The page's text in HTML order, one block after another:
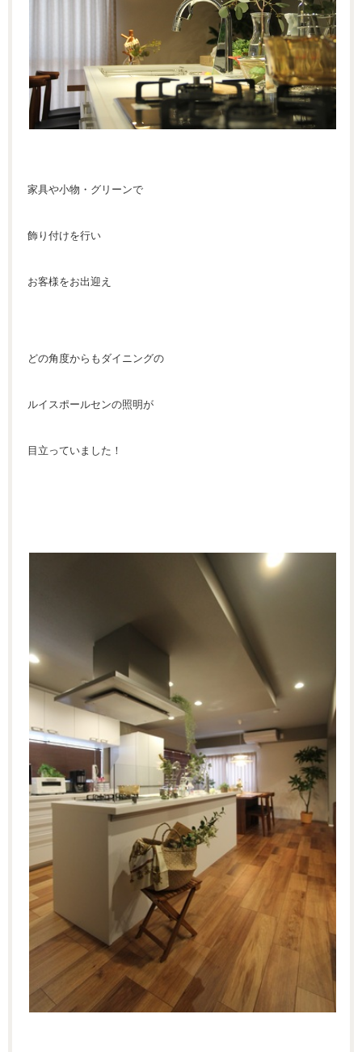
家具や小物・グリーンで
飾り付けを行い
お客様をお出迎え
どの角度からもダイニングの
ルイスポールセンの照明が
目立っていました！